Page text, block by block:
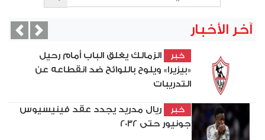
آخر الأخبار
خبر
الزمالك يغلق الباب أمام رحيل
«بيزيرا» ويلوح باللوائح ضد انقطاعه عن
التدريبات
خبر
ريال مدريد يجدد عقد فينيسيوس
جونيور حتى 2032
Next